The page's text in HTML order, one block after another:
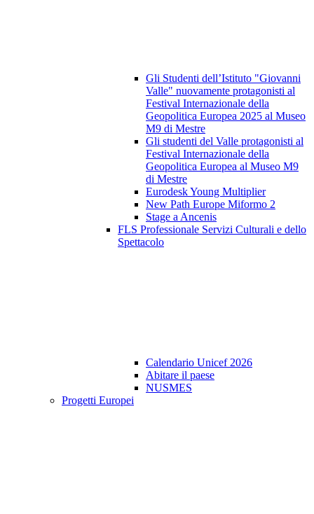
Gli Studenti dell’Istituto "Giovanni
Valle" nuovamente protagonisti al
Festival Internazionale della
Geopolitica Europea 2025 al Museo
M9 di Mestre
Gli studenti del Valle protagonisti al
Festival Internazionale della
Geopolitica Europea al Museo M9
di Mestre
Eurodesk Young Multiplier
New Path Europe Miformo 2
Stage a Ancenis
FLS Professionale Servizi Culturali e dello
Spettacolo
Calendario Unicef 2026
Abitare il paese
NUSMES
Progetti Europei